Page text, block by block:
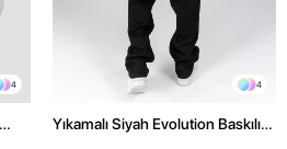
4 4
Yıkamalı Siyah Evolution Baskılı